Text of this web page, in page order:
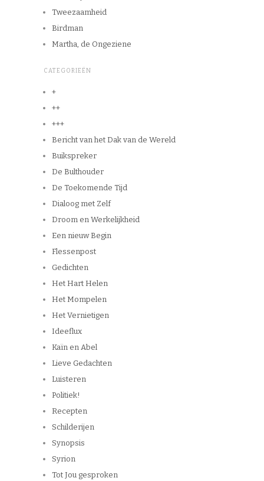
Tweezaamheid
Birdman
Martha, de Ongeziene
CATEGORIEËN
+
++
+++
Bericht van het Dak van de Wereld
Buikspreker
De Bulthouder
De Toekomende Tijd
Dialoog met Zelf
Droom en Werkelijkheid
Een nieuw Begin
Flessenpost
Gedichten
Het Hart Helen
Het Mompelen
Het Vernietigen
Ideeflux
Kaïn en Abel
Lieve Gedachten
Luisteren
Politiek!
Recepten
Schilderijen
Synopsis
Syrion
Tot Jou gesproken